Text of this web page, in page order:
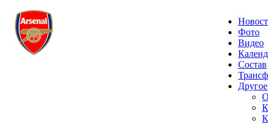
Фото
Видео
Состав
Другое